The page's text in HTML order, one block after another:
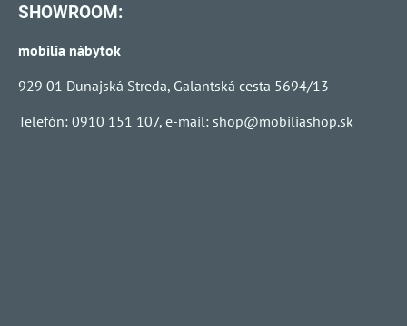
SHOWROOM:
mobilia nábytok
929 01 Dunajská Streda, Galantská cesta 5694/13
Telefón: 0910 151 107, e-mail: shop@mobiliashop.sk